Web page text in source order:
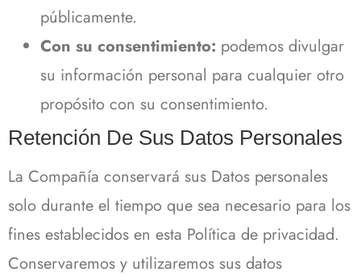
públicamente.
Con su consentimiento: podemos divulgar
su información personal para cualquier otro
propósito con su consentimiento.
Retención De Sus Datos Personales
La Compañía conservará sus Datos personales
solo durante el tiempo que sea necesario para los
fines establecidos en esta Política de privacidad.
Conservaremos y utilizaremos sus datos